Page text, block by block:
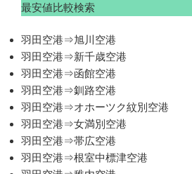
最安値比較検索
羽田空港⇒旭川空港
羽田空港⇒新千歳空港
羽田空港⇒函館空港
羽田空港⇒釧路空港
羽田空港⇒オホーツク紋別空港
羽田空港⇒女満別空港
羽田空港⇒帯広空港
羽田空港⇒根室中標津空港